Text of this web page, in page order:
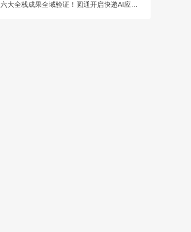
六大全栈成果全域验证！圆通开启快递AI应用规模化落地